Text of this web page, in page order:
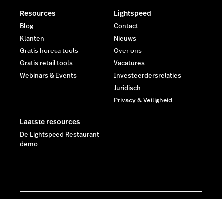
Resources
Blog
Klanten
Gratis horeca tools
Gratis retail tools
Webinars & Events
Lightspeed
Contact
Nieuws
Over ons
Vacatures
Investeerdersrelaties
Juridisch
Privacy & Veiligheid
Laatste resources
De Lightspeed Restaurant
demo